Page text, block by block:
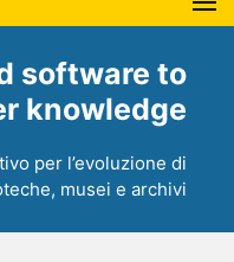
software to
knowledge
per l’evoluzione di
musei e archivi